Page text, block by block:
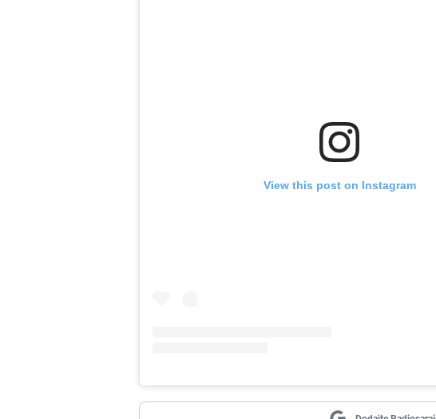
View this post on Instagram